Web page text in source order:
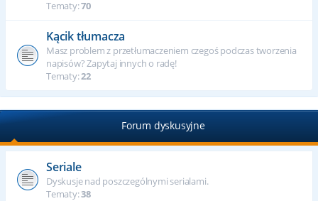
Tematy:70
Kącik tłumacza
Masz problem z przetłumaczeniem czegoś podczas tworzenia
napisów? Zapytaj innych o radę!
Tematy:22
Forum dyskusyjne
Seriale
Dyskusje nad poszczególnymi serialami.
Tematy:38